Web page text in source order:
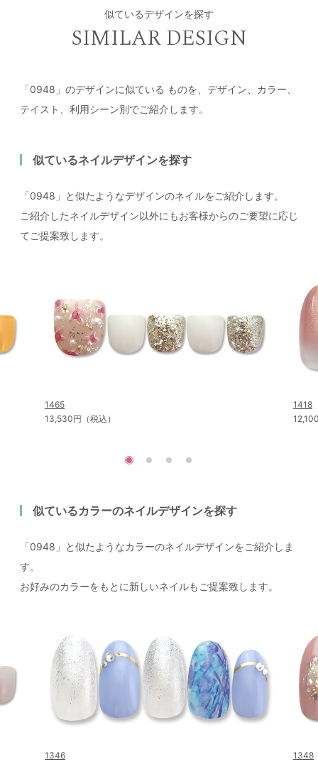
似ているデザインを探す
SIMILAR DESIGN
「0948」のデザインに似ている ものを、デザイン、カラー、
テイスト、利用シーン別でご紹介します。
似ているネイルデザインを探す
「0948」と似たようなデザインのネイルをご紹介します。
ご紹介したネイルデザイン以外にもお客様からのご要望に応じ
てご提案致します。
1465
13,530円（税込）
1418
似ているカラーのネイルデザインを探す
「0948」と似たようなカラーのネイルデザインをご紹介しま
す。
お好みのカラーをもとに新しいネイルもご提案致します。
1346 1348